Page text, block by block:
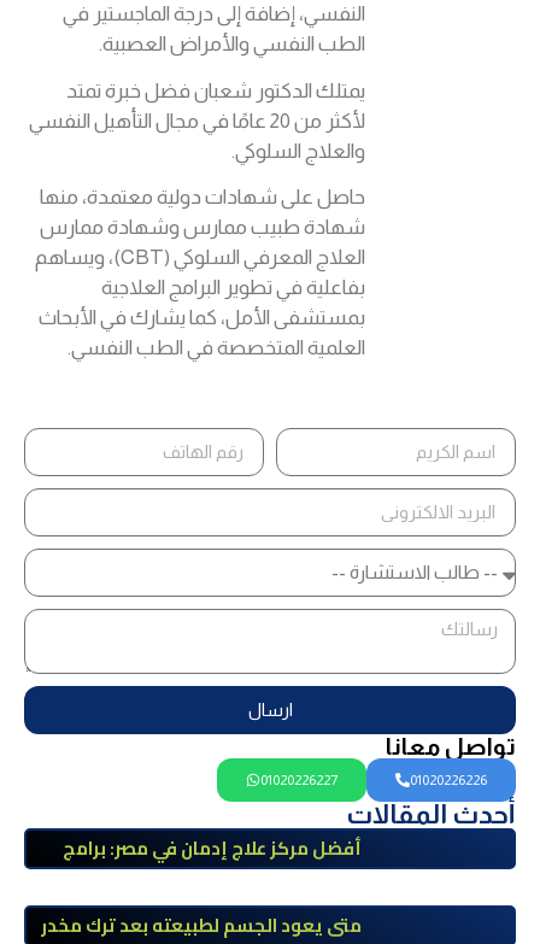
النفسي، إضافة إلى درجة الماجستير في
الطب النفسي والأمراض العصبية.
يمتلك الدكتور شعبان فضل خبرة تمتد
لأكثر من 20 عامًا في مجال التأهيل النفسي
والعلاج السلوكي.
حاصل على شهادات دولية معتمدة، منها
شهادة طبيب ممارس وشهادة ممارس
العلاج المعرفي السلوكي (CBT)، ويساهم
بفاعلية في تطوير البرامج العلاجية
بمستشفى الأمل، كما يشارك في الأبحاث
العلمية المتخصصة في الطب النفسي.
ارسال
تواصل معانا
01020226226
01020226227
أحدث المقالات
أفضل مركز علاج إدمان في مصر: برامج
طبي
متى يعود الجسم لطبيعته بعد ترك مخدر